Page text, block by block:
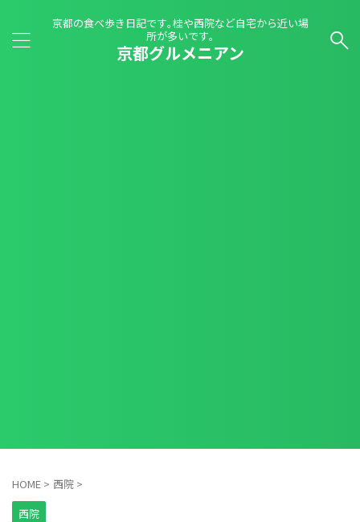
京都の食べ歩き日記です｡桂や西院など自宅から近い場
所が多いです｡
京都グルメニアン
HOME > 西院 >
西院